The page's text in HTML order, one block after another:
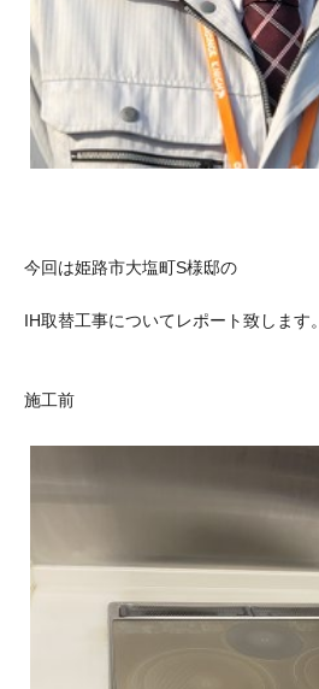
今回は姫路市大塩町S様邸の
IH取替工事についてレポート致します。
施工前